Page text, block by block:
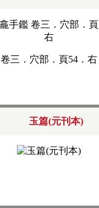
卷三．穴部．頁54．右
玉篇(元刊本)